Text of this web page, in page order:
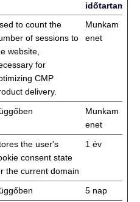
időtartam
to count the
of sessions to
website,
for
CMP
delivery.
Munkam
enet
Munkam
enet
the user's
consent state
the current domain
1 év
5 nap